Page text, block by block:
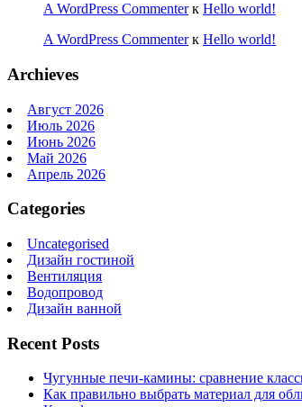
A WordPress Commenterк Hello world!
A WordPress Commenterк Hello world!
Archieves
Август 2026
Июль 2026
Июнь 2026
Май 2026
Апрель 2026
Categories
Uncategorised
Дизайн гостиной
Вентиляция
Водопровод
Дизайн ванной
Recent Posts
Чугунные печи-камины: сравнение
Как правильно выбрать материал для